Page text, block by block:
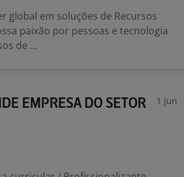
global em soluções de Recursos
paixão por pessoas e tecnologia
de ...
EMPRESA DO SETOR
1 jun